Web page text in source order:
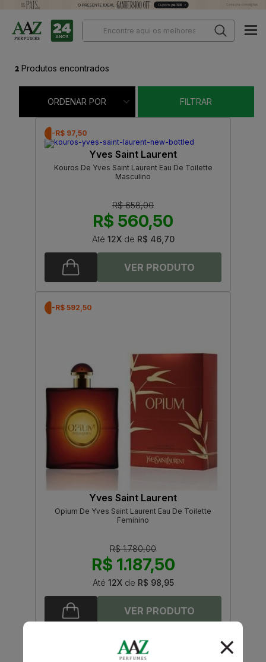
2 Produtos encontrados
ORDENAR POR FILTRAR
-R$ 97,50
Yves Saint Laurent
Kouros De Yves Saint Laurent Eau De Toilette
Masculino
R$ 658,00
R$ 560,50
Até 12Xde R$ 46,70
-R$ 592,50
Yves Saint Laurent
Opium De Yves Saint Laurent Eau De Toilette
Feminino
R$ 1.780,00
R$ 1.187,50
Até 12Xde R$ 98,95
anterior 1 próximo